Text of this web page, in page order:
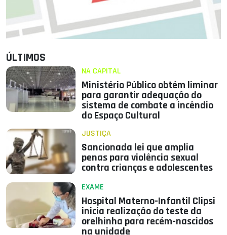
ÚLTIMOS
NA CAPITAL
Ministério Público obtém liminar
para garantir adequação do
sistema de combate a incêndio
do Espaço Cultural
JUSTIÇA
Sancionada lei que amplia
penas para violência sexual
contra crianças e adolescentes
EXAME
Hospital Materno-Infantil Clipsi
inicia realização do teste da
orelhinha para recém-nascidos
na unidade